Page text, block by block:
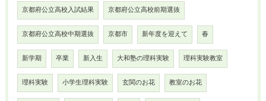
京都府公立高校入試結果 京都府公立高校前期選抜
京都府公立高校中期選抜 京都市 新年度を迎えて 春
新学期 卒業 新入生 大和塾の理科実験 理科実験教室
理科実験 小学生理科実験 玄関のお花 教室のお花